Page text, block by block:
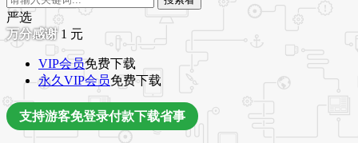
严选
1 元
VIP会员免费下载
永久VIP会员免费下载
支持游客免登录付款下载省事